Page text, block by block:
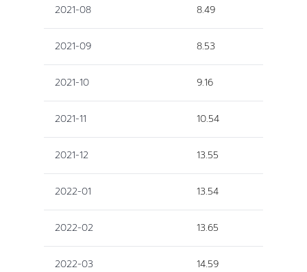
2021-08 8.49
2021-09 8.53
2021-10 9.16
2021-11 10.54
2021-12 13.55
2022-01 13.54
2022-02 13.65
2022-03 14.59